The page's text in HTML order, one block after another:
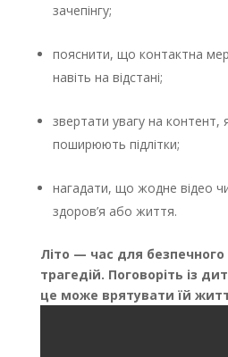
зачепінгу;
пояснити, що контактна
навіть на відстані;
звертати увагу на контент,
поширюють підлітки;
нагадати, що жодне відео
здоров’я або життя.
Літо — час для безпечного
трагедій. Поговоріть із
це може врятувати їй